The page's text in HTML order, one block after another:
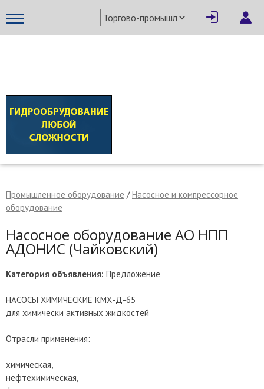
Промышленное оборудование /Насосное и компрессорное
оборудование
Насосное оборудование АО НПП
АДОНИС (Чайковский)
Категория объявления: Предложение
НАСОСЫ ХИМИЧЕСКИЕ КМХ-Д-65
для химически активных жидкостей
Отрасли применения:
химическая,
нефтехимическая,
× Написать поставщику
Отмена Отправить сообщение